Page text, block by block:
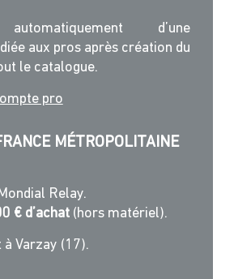
d’une
aux pros après création du
le catalogue.
pro
MÉTROPOLITAINE
Relay.
€ d’achat (hors matériel).
Varzay (17).